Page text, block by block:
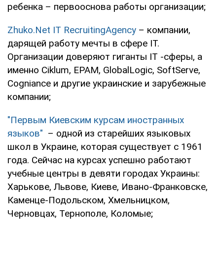
ребенка – первооснова работы организации;
Zhuko.Net IT RecruitingAgency – компании,
дарящей работу мечты в сфере IT.
Организации доверяют гиганты IT -сферы, а
именно Ciklum, EPAM, GlobalLogic, SoftServe,
Cogniance и другие украинские и зарубежные
компании;
"Первым Киевским курсам иностранных
языков" – одной из старейших языковых
школ в Украине, которая существует с 1961
года. Сейчас на курсах успешно работают
учебные центры в девяти городах Украины:
Харькове, Львове, Киеве, Ивано-Франковске,
Каменце-Подольском, Хмельницком,
Черновцах, Тернополе, Коломые;